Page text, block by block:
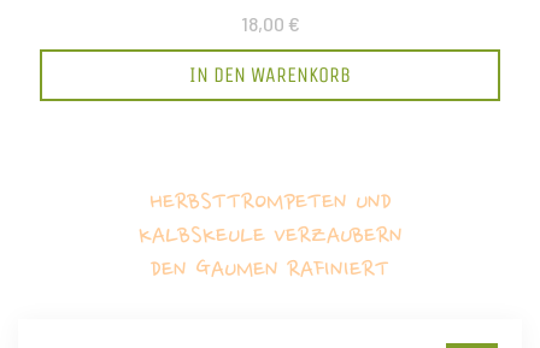
18,00 €
IN DEN WARENKORB
HERBSTTROMPETEN UND
KALBSKEULE VERZAUBERN
DEN GAUMEN RAFINIERT